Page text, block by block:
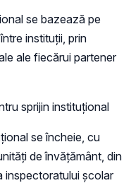
se bazează pe
instituții, prin
ale fiecărui partener
sprijin instituțional
se încheie, cu
de învățământ, din
inspectoratului școlar